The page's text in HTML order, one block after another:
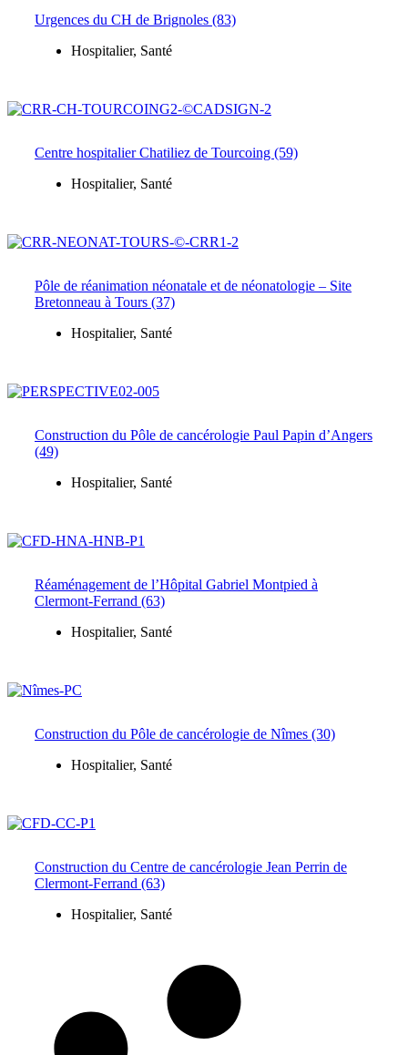
Urgences du CH de Brignoles (83)
Hospitalier, Santé
Centre hospitalier Chatiliez de Tourcoing (59)
Hospitalier, Santé
Pôle de réanimation néonatale et de néonatologie – Site
Bretonneau à Tours (37)
Hospitalier, Santé
Construction du Pôle de cancérologie Paul Papin d’Angers
(49)
Hospitalier, Santé
Réaménagement de l’Hôpital Gabriel Montpied à
Clermont-Ferrand (63)
Hospitalier, Santé
Construction du Pôle de cancérologie de Nîmes (30)
Hospitalier, Santé
Construction du Centre de cancérologie Jean Perrin de
Clermont-Ferrand (63)
Hospitalier, Santé